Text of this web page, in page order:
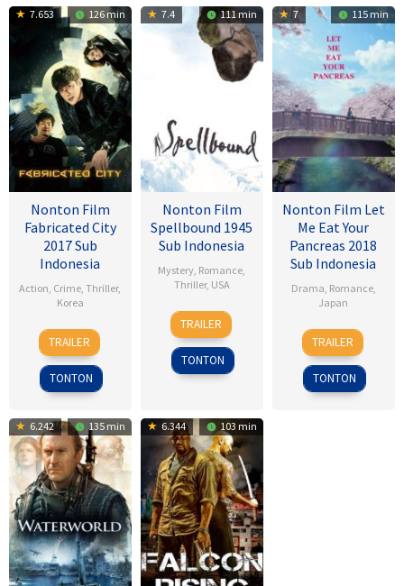
7.653 126 min
Nonton Film
Fabricated City
2017 Sub
Indonesia
Action, Crime,Thriller,
Korea
9
Feb
2017
Lee
Hu-
bin
TRAILER
TONTON
7.4 111 min
Nonton Film
Spellbound 1945
Sub Indonesia
Mystery, Romance,
Thriller, USA
8
Nov
1945
Alfred
Hitchcock
TRAILER
TONTON
7 115 min
Nonton Film Let
Me Eat Your
Pancreas 2018
Sub Indonesia
Drama, Romance,
Japan
28
Jul
2017
Sho
Tsukikawa
TRAILER
TONTON
6.242 135 min 6.344 103 min